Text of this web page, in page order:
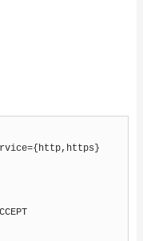
={http,https}